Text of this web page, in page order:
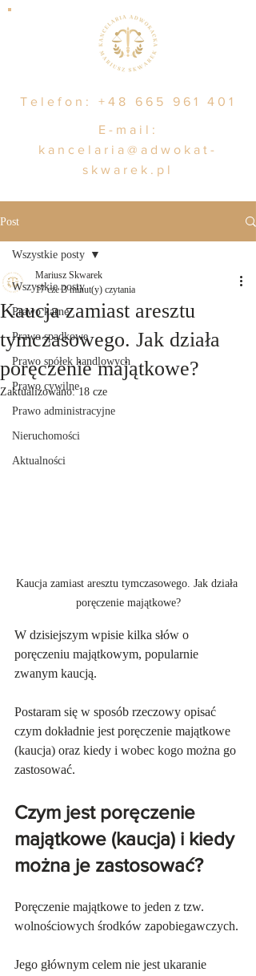
Telefon: +48 665 961 401
E-mail:
kancelaria@adwokat-
skwarek.pl
Post
Wszystkie posty
Prawo karne
Prawo spadkowe
Prawo spółek handlowych
Prawo cywilne
Prawo administracyjne
Nieruchomości
Aktualności
Wszystkie posty
Kaucja zamiast aresztu
tymczasowego. Jak działa
poręczenie majątkowe?
Mariusz Skwarek
17 cze 3 minut(y) czytania
Zaktualizowano:18 cze
Kaucja zamiast aresztu tymczasowego. Jak działa
poręczenie majątkowe?
W dzisiejszym wpisie kilka słów o
poręczeniu majątkowym, popularnie
zwanym kaucją.
Postaram się w sposób rzeczowy opisać
czym dokładnie jest poręczenie majątkowe
(kaucja) oraz kiedy i wobec kogo można go
zastosować.
Czym jest poręczenie
majątkowe (kaucja) i kiedy
można je zastosować?
Poręczenie majątkowe to jeden z tzw.
wolnościowych środków zapobiegawczych.
Jego głównym celem nie jest ukaranie